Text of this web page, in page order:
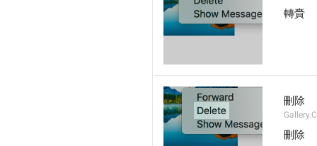
轉賫
刪除
刪除